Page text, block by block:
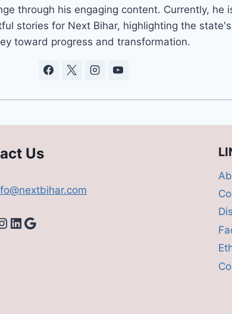
through his engaging content. Currently, he
stories for Next Bihar, highlighting the state's
toward progress and transformation.
Us
LinkedIn
Google